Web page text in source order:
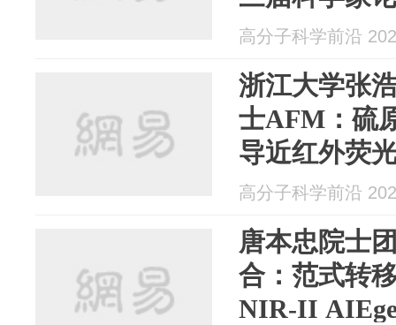
高分子科学前沿
浙江大学张
士AFM：硫
导近红外荧
高分子科学前沿
唐本忠院士
合：范式转
NIR-II